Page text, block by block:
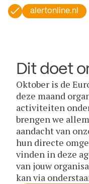
alertonline.nl
Dit doet
Oktober is de
deze maand
activiteiten
brengen we
aandacht van
hun directe
vinden in deze
van jouw
kan via